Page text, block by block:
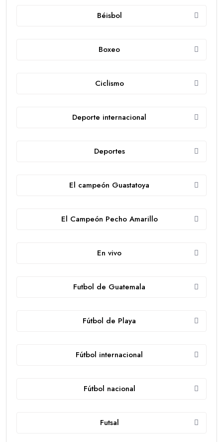
Béisbol
Boxeo
Ciclismo
Deporte internacional
Deportes
El campeón Guastatoya
El Campeón Pecho Amarillo
En vivo
Futbol de Guatemala
Fútbol de Playa
Fútbol internacional
Fútbol nacional
Futsal